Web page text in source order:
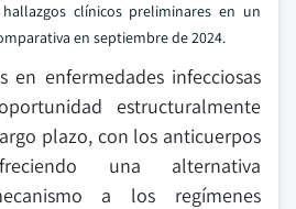
clínicos preliminares en un
en septiembre de 2024.
en enfermedades infecciosas
estructuralmente
plazo, con los anticuerpos
una alternativa
a los regímenes